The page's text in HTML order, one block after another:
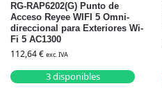
RG-RAP6202(G) Punto de
Acceso Reyee WIFI 5 Omni-
direccional para Exteriores Wi-
Fi 5 AC1300
112,64€ exc. IVA
3 disponibles